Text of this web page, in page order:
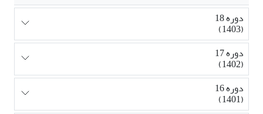
دوره 18
(1403)
دوره 17
(1402)
دوره 16
(1401)